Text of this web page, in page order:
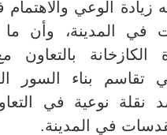
زيادة الوعي
في المدينة، وأن ما
الكازخانة بالتعاون
تقاسم بناء السور
نقلة نوعية في
في المدينة.